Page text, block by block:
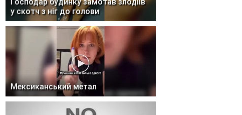
у скотч з ніг до голови
Мексиканський метал